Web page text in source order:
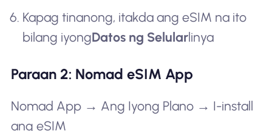
Kapag tinanong, itakda ang eSIM na ito
bilang iyongDatos ng Selularlinya
Paraan 2: Nomad eSIM App
Nomad App → Ang Iyong Plano → I-install
ang eSIM